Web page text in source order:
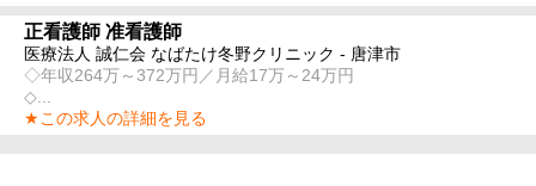
正看護師 准看護師
医療法人 誠仁会 なばたけ冬野クリニック - 唐津市
◇年収264万～372万円／月給17万～24万円
◇...
★この求人の詳細を見る